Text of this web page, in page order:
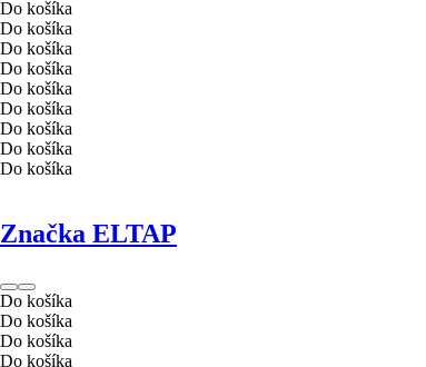
Do košíka
Do košíka
Do košíka
Do košíka
Do košíka
Do košíka
Do košíka
Do košíka
Do košíka
Značka ELTAP
Do košíka
Do košíka
Do košíka
Do košíka